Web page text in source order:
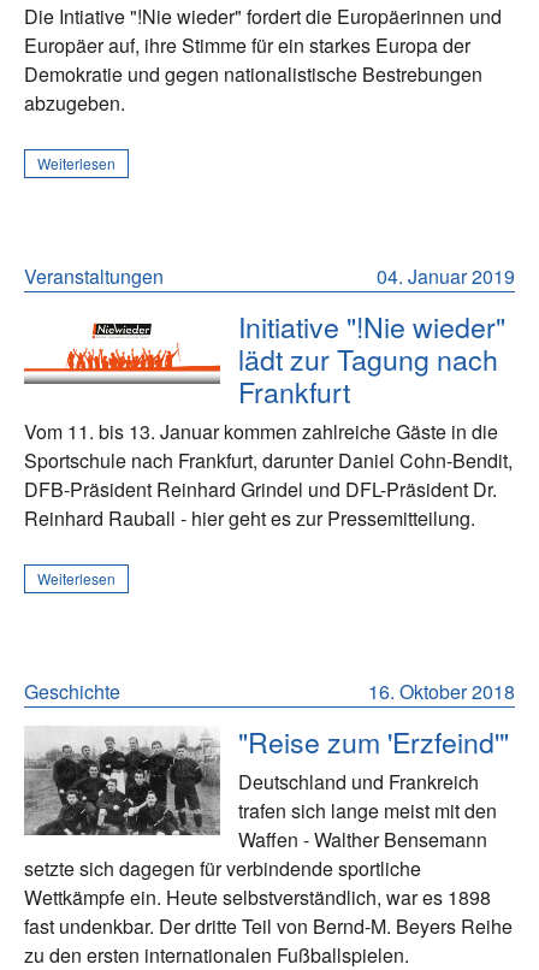
Die Intiative "!Nie wieder" fordert die Europäerinnen und
Europäer auf, ihre Stimme für ein starkes Europa der
Demokratie und gegen nationalistische Bestrebungen
abzugeben.
Weiterlesen
04. Januar 2019
Veranstaltungen
Initiative "!Nie wieder"
lädt zur Tagung nach
Frankfurt
Vom 11. bis 13. Januar kommen zahlreiche Gäste in die
Sportschule nach Frankfurt, darunter Daniel Cohn-Bendit,
DFB-Präsident Reinhard Grindel und DFL-Präsident Dr.
Reinhard Rauball - hier geht es zur Pressemitteilung.
Weiterlesen
16. Oktober 2018
Geschichte
"Reise zum 'Erzfeind'"
Deutschland und Frankreich
trafen sich lange meist mit den
Waffen - Walther Bensemann
setzte sich dagegen für verbindende sportliche
Wettkämpfe ein. Heute selbstverständlich, war es 1898
fast undenkbar. Der dritte Teil von Bernd-M. Beyers Reihe
zu den ersten internationalen Fußballspielen.